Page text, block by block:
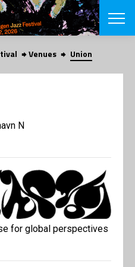
SEARCH
Danish
App
About us
Contributors
Press
Contact us
Venues Union
N
for global perspectives